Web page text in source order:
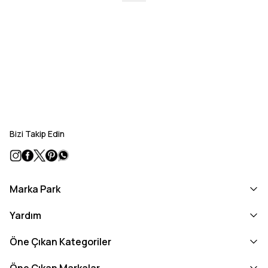
Bizi Takip Edin
Marka Park
Yardım
Öne Çıkan Kategoriler